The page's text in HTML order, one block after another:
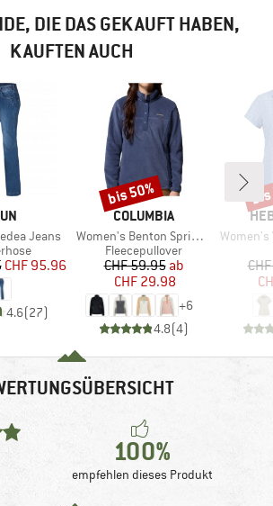
DIE DAS GEKAUFT HABEN,
KAUFTEN AUCH
Jeans
Preis
CHF 95.96
4.6(27)
MARKE
COLUMBIA
Artikel
Women's Benton Springs 1/2 Snap Pull Over II
Produktgruppe
Fleecepullover
Preis
CHF 59.95reduzierter Preis
ab
CHF 29.98
+6
4.8(4)
Rabatt
bis 50%
Artikel
Women's
100%
empfehlen dieses Produkt